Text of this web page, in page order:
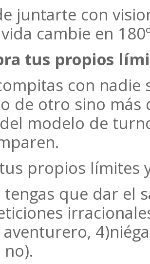
juntarte con
cambie en
tus propios
con nadie
de otro sino más
modelo de
propios límites
tengas que dar el